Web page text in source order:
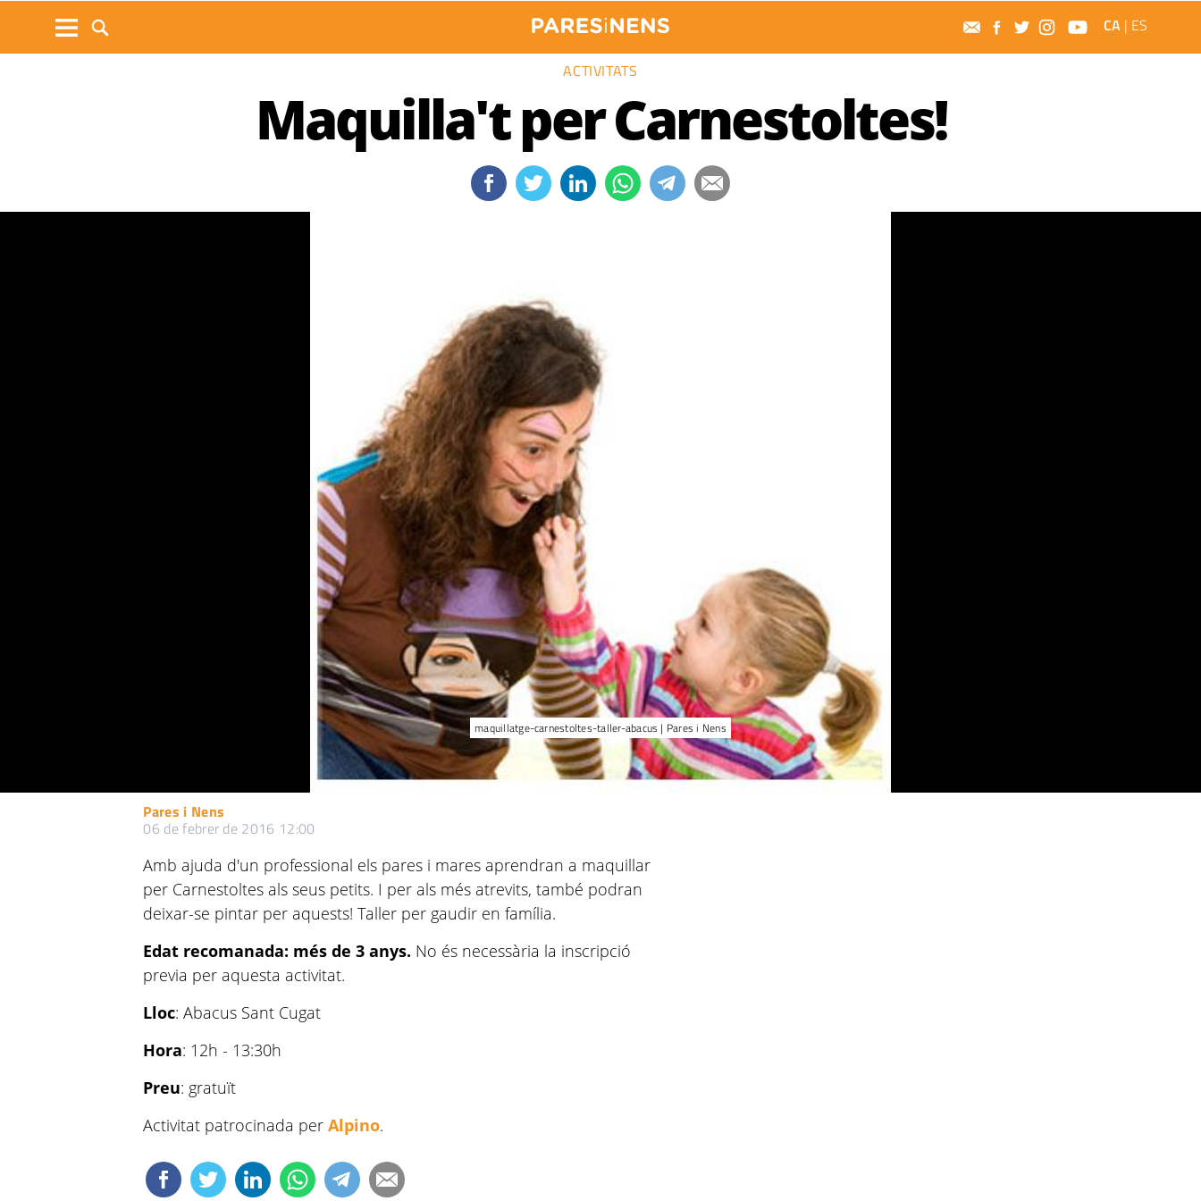
CA | ES
ACTIVITATS
Maquilla't per Carnestoltes!
maquillatge-carnestoltes-taller-abacus | Pares i Nens
Pares i Nens
06 de febrer de 2016 12:00
Amb ajuda d'un professional els pares i mares aprendran a maquillar
per Carnestoltes als seus petits. I per als més atrevits, també podran
deixar-se pintar per aquests! Taller per gaudir en família.
Edat recomanada: més de 3 anys. No és necessària la inscripció
previa per aquesta activitat.
Lloc: Abacus Sant Cugat
Hora: 12h - 13:30h
Preu: gratuït
Activitat patrocinada perAlpino.